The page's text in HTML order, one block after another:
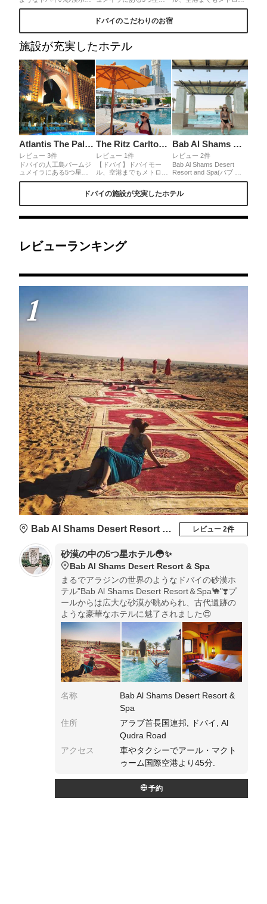
ル"Bab Al Shams Desert
ました😍
テル、アトランティス・
「アトランティス」をモ
など、様々なエンターテ
イメント施設が設けられ
ています。 最高級のスイ
ートルームは、なんと1
泊約275万円らしいです
^^
近く、DIFCのレストラン
ドバイのこだわりのお宿
施設が充実したホテル
Atlantis The Palm Dubai
レビュー 3件
ドバイの人工島パームジ
ュメイラにある5つ星ホ
テル、アトランティス・
「アトランティス」をモ
など、様々なエンターテ
ートルームは、なんと1
泊約275万円らしいです
The Ritz Carlton DIFC
レビュー 1件
【ドバイ】ドバイモー
ル、空港までもメトロで
近く、DIFCのレストラン
高です！こちらは普通の
部屋です バスルームは大
Bab Al Shams Desert Resort & Spa
レビュー 2件
Bab Al Shams Desert
Resort and Spa(バブ ア
ル シャムス デザート リ
伝統的なアラビアの要塞
界！砂漠を見渡すインフ
ドバイの施設が充実したホテル
レビューランキング
1
Bab Al Shams Desert Resort & Spa レビュー 2件
砂漠の中の5つ星ホテル😳✨
Bab Al Shams Desert Resort & Spa
まるでアラジンの世界のようなドバイの砂漠ホ
テル"Bab Al Shams Desert Resort＆Spa🐪"❣️プ
ールからは広大な砂漠が眺められ、古代遺跡の
ような豪華なホテルに魅了されました😍
名称
Bab Al Shams Desert Resort &
Spa
住所
アラブ首長国連邦, ドバイ, Al
Qudra Road
アクセス
車やタクシーでアール・マクト
ゥーム国際空港より45分.
予約